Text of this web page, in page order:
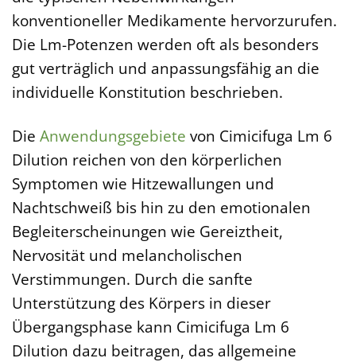
konventioneller Medikamente hervorzurufen.
Die Lm-Potenzen werden oft als besonders
gut verträglich und anpassungsfähig an die
individuelle Konstitution beschrieben.
Die Anwendungsgebiete von Cimicifuga Lm 6
Dilution reichen von den körperlichen
Symptomen wie Hitzewallungen und
Nachtschweiß bis hin zu den emotionalen
Begleiterscheinungen wie Gereiztheit,
Nervosität und melancholischen
Verstimmungen. Durch die sanfte
Unterstützung des Körpers in dieser
Übergangsphase kann Cimicifuga Lm 6
Dilution dazu beitragen, das allgemeine